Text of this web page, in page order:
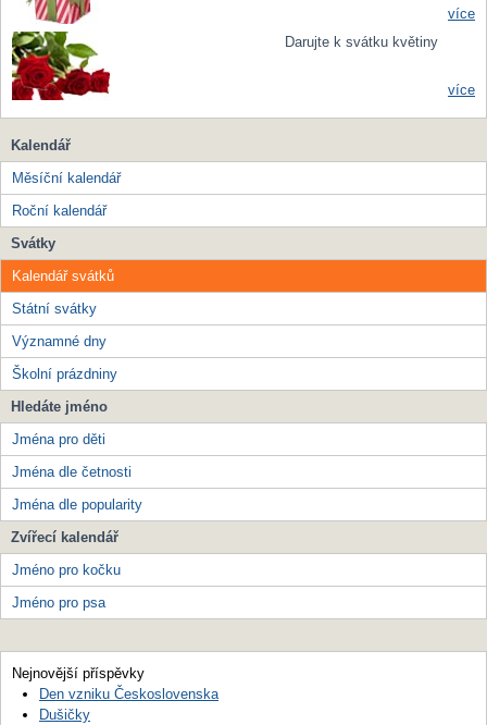
více
Darujte k svátku květiny
více
Kalendář
Měsíční kalendář
Roční kalendář
Svátky
Kalendář svátků
Státní svátky
Významné dny
Školní prázdniny
Hledáte jméno
Jména pro děti
Jména dle četnosti
Jména dle popularity
Zvířecí kalendář
Jméno pro kočku
Jméno pro psa
Nejnovější příspěvky
Den vzniku Československa
Dušičky